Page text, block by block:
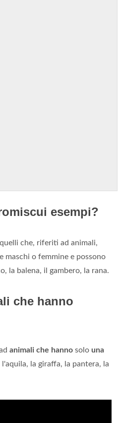
esempi?
quelli che, riferiti ad animali,
maschi o femmine e possono
la balena, il gambero, la rana.
che hanno
animali che hanno solo una
la giraffa, la pantera, la